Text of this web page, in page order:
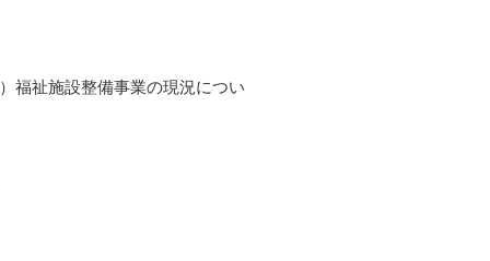
福祉施設整備事業の現況につい